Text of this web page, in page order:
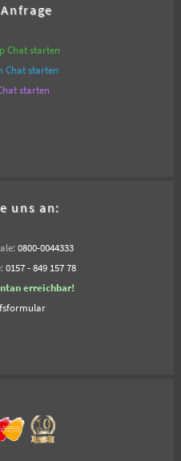
Chat starten
Chat starten
starten
uns an:
0800-0044333
0157 - 849 157 78
erreichbar!